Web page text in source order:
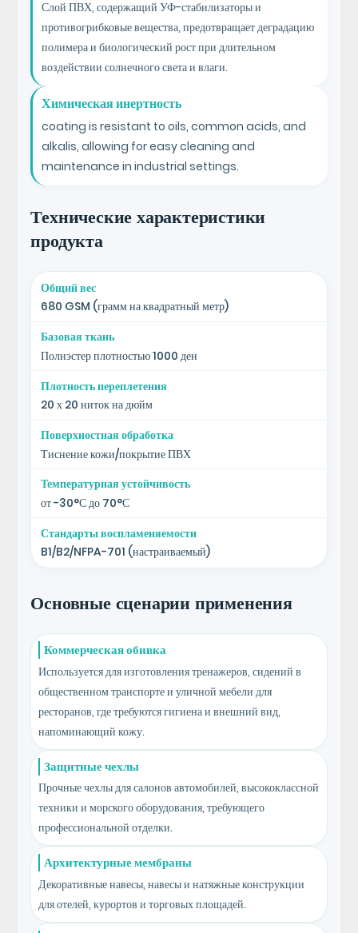
Слой ПВХ, содержащий УФ-стабилизаторы и
противогрибковые вещества, предотвращает деградацию
полимера и биологический рост при длительном
воздействии солнечного света и влаги.
Химическая инертность
coating is resistant to oils, common acids, and
alkalis, allowing for easy cleaning and
maintenance in industrial settings.
Технические характеристики
продукта
Общий вес
680 GSM (грамм на квадратный метр)
Базовая ткань
Полиэстер плотностью 1000 ден
Плотность переплетения
20 х 20 ниток на дюйм
Поверхностная обработка
Тиснение кожи/покрытие ПВХ
Температурная устойчивость
от -30°С до 70°С
Стандарты воспламеняемости
B1/B2/NFPA-701 (настраиваемый)
Основные сценарии применения
Коммерческая обивка
Используется для изготовления тренажеров, сидений в
общественном транспорте и уличной мебели для
ресторанов, где требуются гигиена и внешний вид,
напоминающий кожу.
Защитные чехлы
Прочные чехлы для салонов автомобилей, высококлассной
техники и морского оборудования, требующего
профессиональной отделки.
Архитектурные мембраны
Декоративные навесы, навесы и натяжные конструкции
для отелей, курортов и торговых площадей.